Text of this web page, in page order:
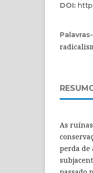
DOI:
As
perda de